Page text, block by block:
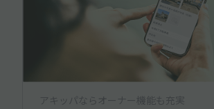
アキッパならオーナー機能も充実